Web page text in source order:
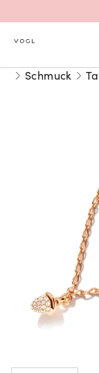
Mehr
Neu
Schmuck